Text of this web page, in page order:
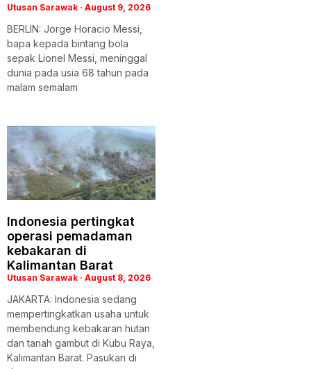
Utusan Sarawak August 9, 2026
BERLIN: Jorge Horacio Messi,
bapa kepada bintang bola
sepak Lionel Messi, meninggal
dunia pada usia 68 tahun pada
malam semalam
Indonesia pertingkat
operasi pemadaman
kebakaran di
Kalimantan Barat
Utusan Sarawak August 8, 2026
JAKARTA: Indonesia sedang
mempertingkatkan usaha untuk
membendung kebakaran hutan
dan tanah gambut di Kubu Raya,
Kalimantan Barat. Pasukan di